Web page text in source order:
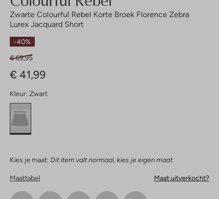
Zwarte Colourful Rebel Korte Broek Florence Zebra
Lurex Jacquard Short
-40%
€ 69,95
€ 41,99
Kleur: Zwart
Kies je maat: Dit item valt normaal, kies je eigen maat
Maattabel Maat uitverkocht?